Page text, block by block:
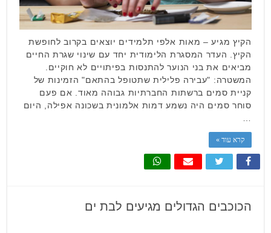
הקיץ מגיע – מאות אלפי תלמידים יוצאים בקרוב לחופשת
הקיץ. העדר המסגרת הלימודית יחד עם שינוי שגרת החיים
מביאים את בני הנוער להתנסות בפיתויים לא חוקיים.
המשטרה: "עבירה פלילית שתטופל בהתאם" הזמינות של
קניית סמים ברשתות החברתיות גבוהה מאוד. אם פעם
סוחר סמים היה נשמע דמות אלמונית בשכונה אפילה, היום
קרא עוד »
הכוכבים הגדולים מגיעים לבת ים